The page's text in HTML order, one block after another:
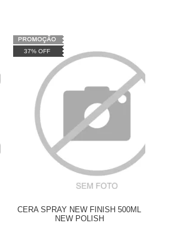
37% OFF
CERA SPRAY NEW FINISH 500ML
NEW POLISH